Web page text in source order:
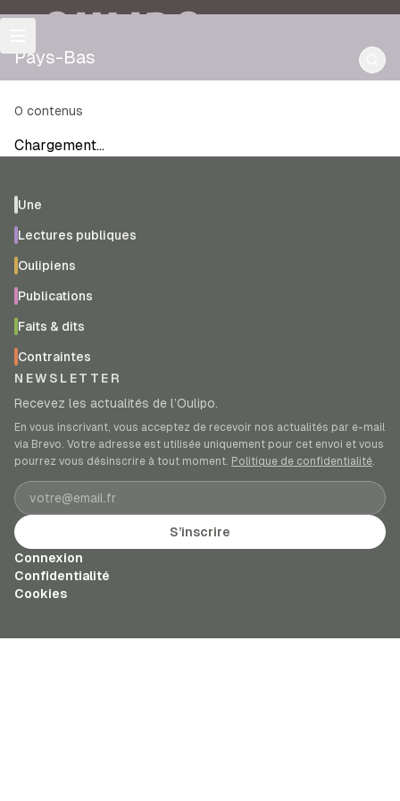
OULIPO
Pays-Bas
0 contenus
Chargement…
Une
Lectures publiques
Oulipiens
Publications
Faits & dits
Contraintes
NEWSLETTER
Recevez les actualités de l’Oulipo.
En vous inscrivant, vous acceptez de recevoir nos actualités par e-mail
via Brevo. Votre adresse est utilisée uniquement pour cet envoi et vous
pourrez vous désinscrire à tout moment. Politique de confidentialité.
Adresse e-mail
S’inscrire
Connexion
Confidentialité
Cookies